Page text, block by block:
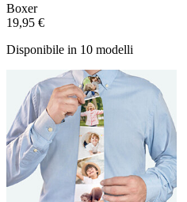
Boxer
19,95 €
Disponibile in 10 modelli